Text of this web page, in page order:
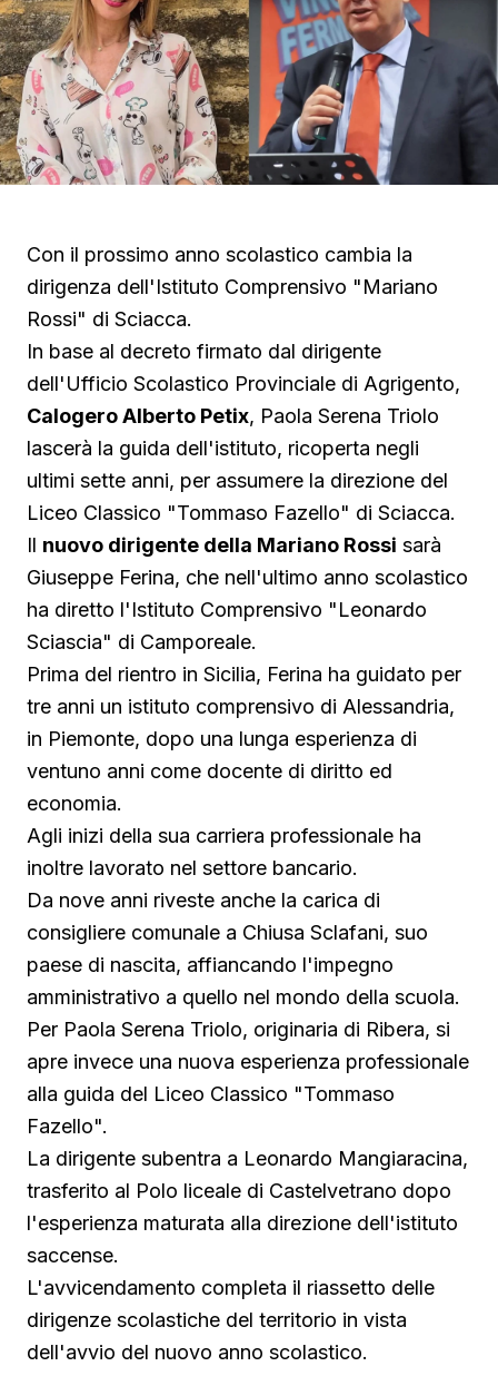
Con il prossimo anno scolastico cambia la
dirigenza dell'Istituto Comprensivo "Mariano
Rossi" di Sciacca.
In base al decreto firmato dal dirigente
dell'Ufficio Scolastico Provinciale di Agrigento,
Calogero Alberto Petix, Paola Serena Triolo
lascerà la guida dell'istituto, ricoperta negli
ultimi sette anni, per assumere la direzione del
Liceo Classico "Tommaso Fazello" di Sciacca.
Il nuovo dirigente della Mariano Rossi sarà
Giuseppe Ferina, che nell'ultimo anno scolastico
ha diretto l'Istituto Comprensivo "Leonardo
Sciascia" di Camporeale.
Prima del rientro in Sicilia, Ferina ha guidato per
tre anni un istituto comprensivo di Alessandria,
in Piemonte, dopo una lunga esperienza di
ventuno anni come docente di diritto ed
economia.
Agli inizi della sua carriera professionale ha
inoltre lavorato nel settore bancario.
Da nove anni riveste anche la carica di
consigliere comunale a Chiusa Sclafani, suo
paese di nascita, affiancando l'impegno
amministrativo a quello nel mondo della scuola.
Per Paola Serena Triolo, originaria di Ribera, si
apre invece una nuova esperienza professionale
alla guida del Liceo Classico "Tommaso
Fazello".
La dirigente subentra a Leonardo Mangiaracina,
trasferito al Polo liceale di Castelvetrano dopo
l'esperienza maturata alla direzione dell'istituto
saccense.
L'avvicendamento completa il riassetto delle
dirigenze scolastiche del territorio in vista
dell'avvio del nuovo anno scolastico.